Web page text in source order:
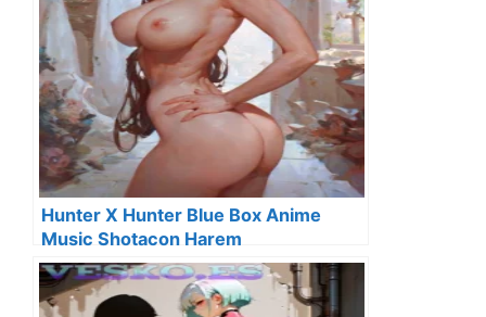
Hunter X Hunter Blue Box Anime
Music Shotacon Harem